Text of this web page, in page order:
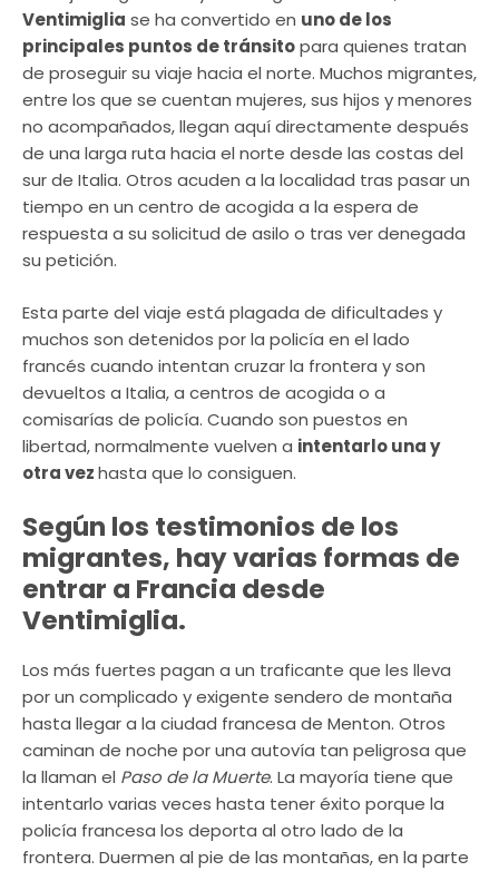
Ventimiglia se ha convertido en uno de los
principales puntos de tránsitopara quienes tratan
de proseguir su viaje hacia el norte. Muchos migrantes,
entre los que se cuentan mujeres, sus hijos y menores
no acompañados, llegan aquí directamente después
de una larga ruta hacia el norte desde las costas del
sur de Italia. Otros acuden a la localidad tras pasar un
tiempo en un centro de acogida a la espera de
respuesta a su solicitud de asilo o tras ver denegada
su petición.
Esta parte del viaje está plagada de dificultades y
muchos son detenidos por la policía en el lado
francés cuando intentan cruzar la frontera y son
devueltos a Italia, a centros de acogida o a
comisarías de policía. Cuando son puestos en
libertad, normalmente vuelven a intentarlo una y
otra vezhasta que lo consiguen.
Según los testimonios de los
migrantes, hay varias formas de
entrar a Francia desde
Ventimiglia.
Los más fuertes pagan a un traficante que les lleva
por un complicado y exigente sendero de montaña
hasta llegar a la ciudad francesa de Menton. Otros
caminan de noche por una autovía tan peligrosa que
la llaman el Paso de la Muerte. La mayoría tiene que
intentarlo varias veces hasta tener éxito porque la
policía francesa los deporta al otro lado de la
frontera. Duermen al pie de las montañas, en la parte